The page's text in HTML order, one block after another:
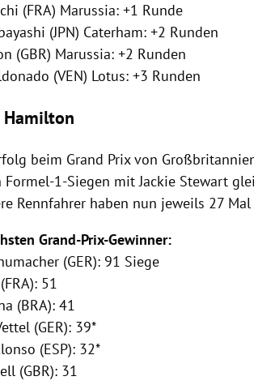
(FRA) Marussia: +1 Runde
(JPN) Caterham: +2 Runden
(GBR) Marussia: +2 Runden
(VEN) Lotus: +3 Runden
Hamilton
beim Grand Prix von
Formel-1-Siegen mitJackie Stewart
Rennfahrer haben nun jeweils 27
Grand-Prix-Gewinner:
(GER): 91 Siege
(FRA): 51
(BRA): 41
(GER): 39*
(ESP): 32*
(GBR): 31